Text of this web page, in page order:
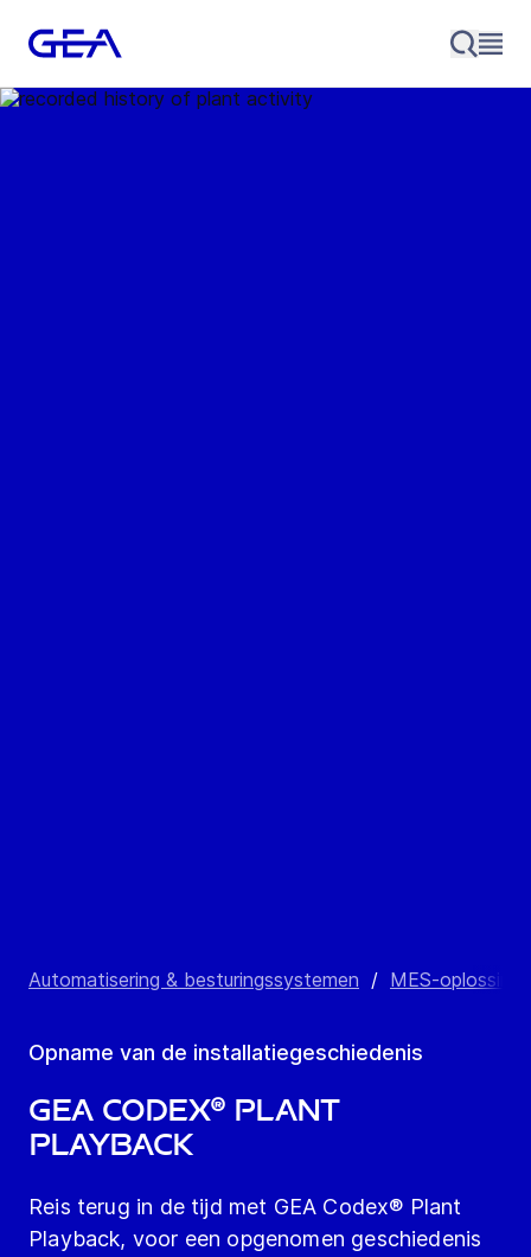
Automatisering & besturingssystemen / MES-
Opname van de installatiegeschiedenis
GEA Codex® Plant
Playback
Reis terug in de tijd met GEA Codex® Plant
Playback, voor een opgenomen geschiedenis